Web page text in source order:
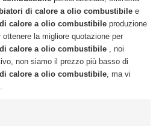
di calore a olio combustibile e
calore a olio combustibile produzione
la migliore quotazione per
calore a olio combustibile , noi
non siamo il prezzo più basso di
calore a olio combustibile, ma vi